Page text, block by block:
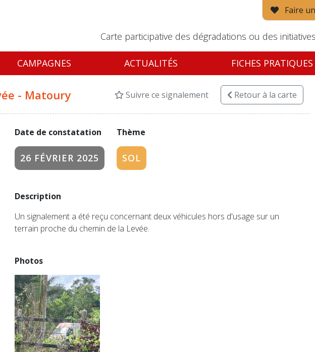
Faire
Carte participative des dégradations ou des
CAMPAGNES ACTUALITÉS FICHES PRATIQUES
- Matoury Suivre ce signalement Retourà la carte
Date de constatation
26 FÉVRIER 2025
Thème
SOL
Description
Un signalement a été reçu concernant deux véhicules hors d'usage sur un
terrain proche du chemin de la Levée.
Photos